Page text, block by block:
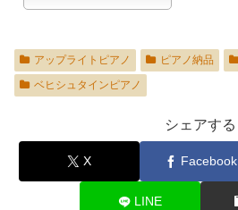
アップライトピアノ ピアノ納品
ベヒシュタインピアノ
シェアする
X Facebook
LINE